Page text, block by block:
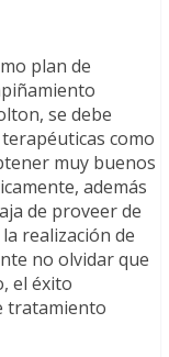
plan de
se debe
como
muy buenos
además
de proveer de
realización de
no olvidar que
el éxito
tratamiento